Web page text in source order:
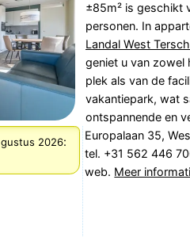
±85m² is geschikt
personen. In
Landal West
geniet u van zowel
plek als van de
vakantiepark, wat
ontspannende en
2026:
Europalaan 35,
tel. +31 562 446
web. Meer